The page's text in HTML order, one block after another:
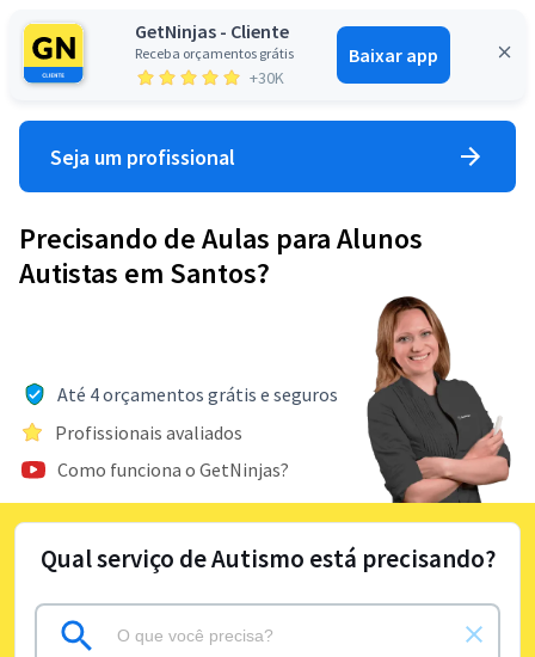
GetNinjas - Cliente
Receba orçamentos grátis
+30K
Baixar app
Entrar
Seja um profissional
Precisando de Aulas para Alunos
Autistas em Santos?
Até 4 orçamentos grátis e seguros
Profissionais avaliados
Como funciona o GetNinjas?
Qual serviço de Autismo está precisando?